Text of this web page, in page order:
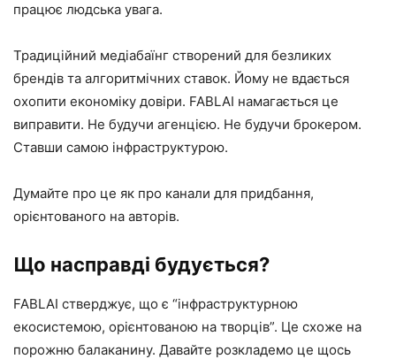
працює людська увага.
Традиційний медіабаїнг створений для безликих
брендів та алгоритмічних ставок. Йому не вдається
охопити економіку довіри. FABLAI намагається це
виправити. Не будучи агенцією. Не будучи брокером.
Ставши самою інфраструктурою.
Думайте про це як про канали для придбання,
орієнтованого на авторів.
Що насправді будується?
FABLAI стверджує, що є “інфраструктурною
екосистемою, орієнтованою на творців”. Це схоже на
порожню балаканину. Давайте розкладемо це щось